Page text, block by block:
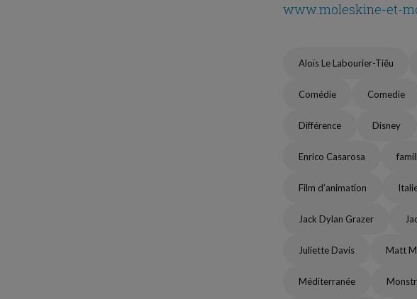
www.moleskine-et-
Aloïs Le Labourier-Tiêu
Comédie Comedie
Différence Disney
Enrico Casarosa
Film d’animation
Jack Dylan Grazer
Juliette Davis Matt
Méditerranée